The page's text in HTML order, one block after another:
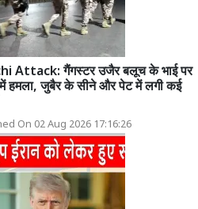
Attack: गैंगस्टर उजैर बलूच के भाई पर
हमला, जुबैर के सीने और पेट में लगी कई
On 02 Aug 2026 17:16:26